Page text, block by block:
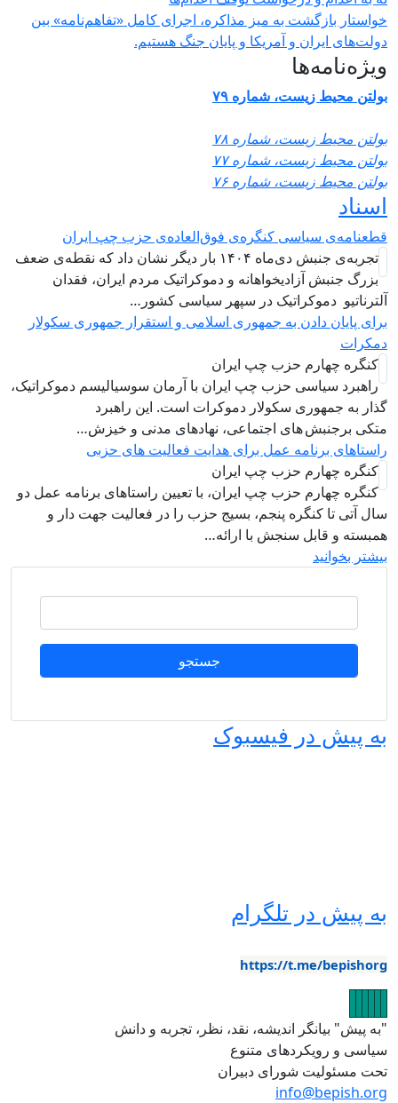
بازگشت به میز مذاکره، اجرای کامل «تفاهم‌نامه» بین
ایران و آمریکا و پایان جنگ هستیم.
محیط زیست، شماره ۷۹
محیط زیست، شماره ۷۸
محیط زیست، شماره ۷۷
محیط زیست، شماره ۷۶
سیاسی کنگره‌ی فوق‌العاده‌ی حزب چپ ایران
تجربه‌ی جنبش دی‌ماه ۱۴۰۴ بار دیگر نشان داد که نقطه‌ی ضعف
جنبش آزادیخواهانه و دموکراتیک مردم ایران، فقدان
دموکراتیک در سپهر سیاسی کشور…
پایان دادن به جمهوری اسلامی و استقرار جمهوری سکولار
چهارم حزب چپ ایران
سياسی حزب چپ ایران با آرمان سوسیالیسم دموکراتیک،
به جمهوری سکولار دموکرات است. این راهبرد
برجنبش های اجتماعی، نهادهای مدنی و خیزش‌…
برنامه عمل برای هدایت فعالیت های حزبی
چهارم حزب چپ ایران
چهارم حزب چپ ایران، با تعیین راستاهای برنامه عمل دو
تا کنگره پنجم، بسیج حزب را در فعالیت جهت دار و
و قابل سنجش با ارائه…
در فیسبوک
در تلگرام
https://t.me/
بیانگر اندیشه، نقد، نظر، تجربه و دانش
و رویکردهای متنوع
شورای دبیران